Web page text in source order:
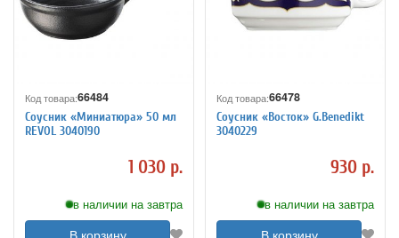
Код товара:66484
Соусник «Миниатюра» 50 мл
REVOL 3040190
1 030 р.
в наличии на завтра
Код товара:66478
Соусник «Восток» G.Benedikt
3040229
930 р.
в наличии на завтра